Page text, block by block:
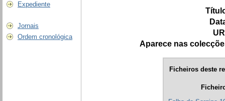
Expediente
Jornais
Ordem cronológica
Aparece nas
Ficheiros deste